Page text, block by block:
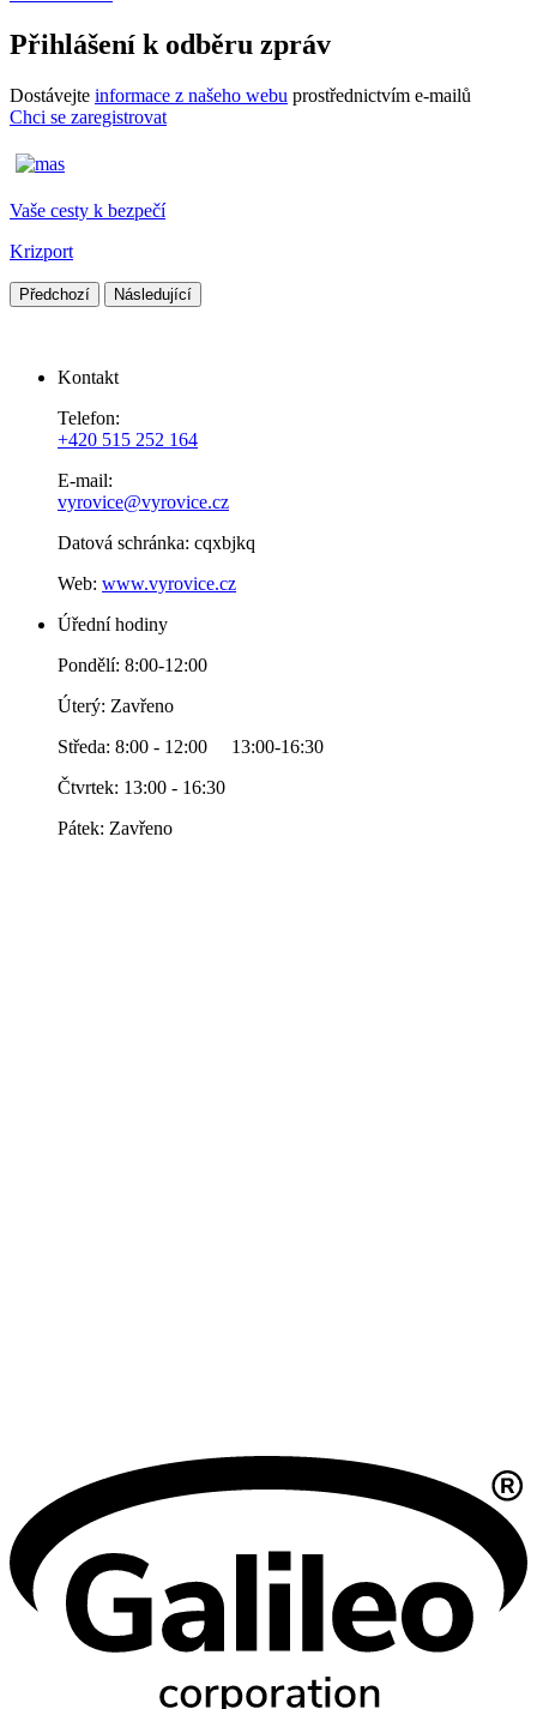
Přihlášení k odběru zpráv
Dostávejte informace z našeho webu prostřednictvím e-mailů
Chci se zaregistrovat
Vaše cesty k bezpečí
Krizport
Předchozí Následující
Kontakt
Telefon:
+420 515 252 164
E-mail:
vyrovice@vyrovice.cz
Datová schránka: cqxbjkq
Web: www.vyrovice.cz
Úřední hodiny
Pondělí: 8:00-12:00
Úterý: Zavřeno
Středa: 8:00 - 12:00 13:00-16:30
Čtvrtek: 13:00 - 16:30
Pátek: Zavřeno